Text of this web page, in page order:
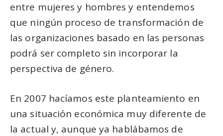
entre mujeres y hombres y entendemos
que ningún proceso de transformación de
las organizaciones basado en las personas
podrá ser completo sin incorporar la
perspectiva de género.
En 2007 hacíamos este planteamiento en
una situación económica muy diferente de
la actual y, aunque ya hablábamos de